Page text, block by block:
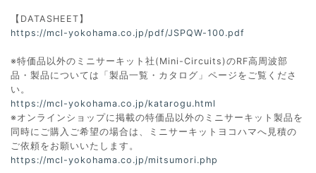
【DATASHEET】
https://mcl-yokohama.co.jp/pdf/JSPQW-100.pdf
※特価品以外のミニサーキット社(Mini-Circuits)のRF高周波部
品・製品については「製品一覧・カタログ」ページをご覧くださ
い。
https://mcl-yokohama.co.jp/katarogu.html
※オンラインショップに掲載の特価品以外のミニサーキット製品を
同時にご購入ご希望の場合は、ミニサーキットヨコハマへ見積の
ご依頼をお願いいたします。
https://mcl-yokohama.co.jp/mitsumori.php